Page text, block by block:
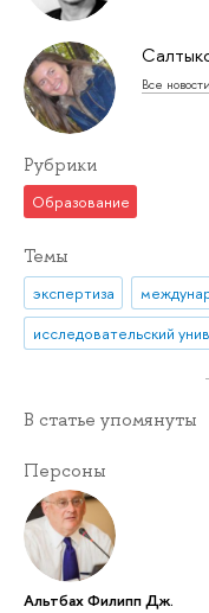
Все
Рубрики
Образование
Темы
экспертиза
В статье упомянуты
Персоны
Альтбах Филипп Дж.